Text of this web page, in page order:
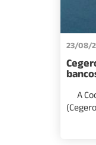
23/08/
A